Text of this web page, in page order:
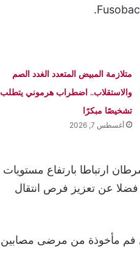
متلازمة المبيض المتعدد الغدد الصم
والاستقلاب.. اضطراب هرموني يتطلب
تشخيصًا مبكرًا
أغسطس 7, 2026
ارتباطا بارتفاع مستويات
فضلا عن تعزيز فرص انتقال
فم مأخوذة من مرضى مصابين